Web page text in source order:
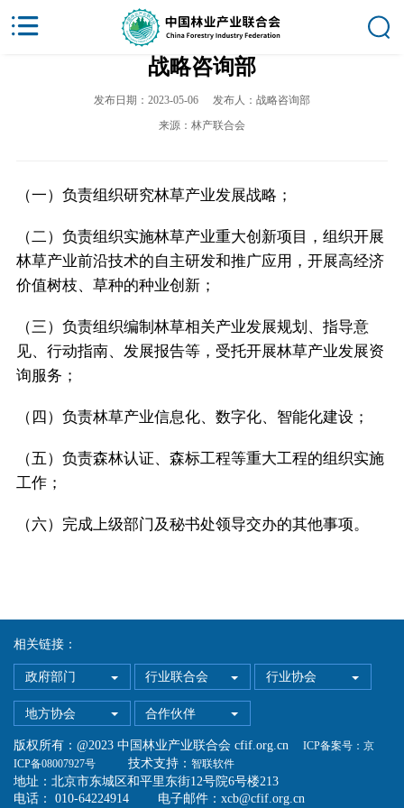
战略咨询部
发布日期：2023-05-06
发布人：战略咨询部
来源：林产联合会
（一）负责组织研究林草产业发展战略；
（二）负责组织实施林草产业重大创新项目，组织开展
林草产业前沿技术的自主研发和推广应用，开展高经济
价值树枝、草种的种业创新；
（三）负责组织编制林草相关产业发展规划、指导意
见、行动指南、发展报告等，受托开展林草产业发展资
询服务；
（四）负责林草产业信息化、数字化、智能化建设；
（五）负责森林认证、森标工程等重大工程的组织实施
工作；
（六）完成上级部门及秘书处领导交办的其他事项。
相关链接：
政府部门 行业联合会 行业协会
地方协会 合作伙伴
版权所有：@2023 中国林业产业联合会 cfif.org.cn
ICP备案号：京
ICP备08007927号技术支持： 智联软件
地址：北京市东城区和平里东街12号院6号楼213
电话： 010-64224914 电子邮件：xcb@cfif.org.cn